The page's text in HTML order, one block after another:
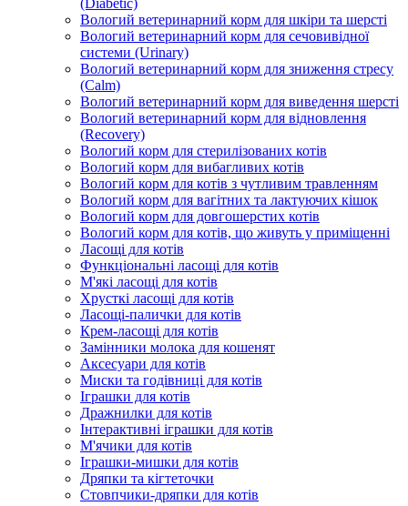
(Diabetic)
Вологий ветеринарний корм для шкіри та шерсті
Вологий ветеринарний корм для сечовивідної
системи (Urinary)
Вологий ветеринарний корм для зниження стресу
(Calm)
Вологий ветеринарний корм для виведення шерсті
Вологий ветеринарний корм для відновлення
(Recovery)
Вологий корм для стерилізованих котів
Вологий корм для вибагливих котів
Вологий корм для котів з чутливим травленням
Вологий корм для вагітних та лактуючих кішок
Вологий корм для довгошерстих котів
Вологий корм для котів, що живуть у приміщенні
Ласощі для котів
Функціональні ласощі для котів
М'які ласощі для котів
Хрусткі ласощі для котів
Ласощі-палички для котів
Крем-ласощі для котів
Замінники молока для кошенят
Аксесуари для котів
Миски та годівниці для котів
Іграшки для котів
Дражнилки для котів
Інтерактивні іграшки для котів
М'ячики для котів
Іграшки-мишки для котів
Дряпки та кігтеточки
Стовпчики-дряпки для котів